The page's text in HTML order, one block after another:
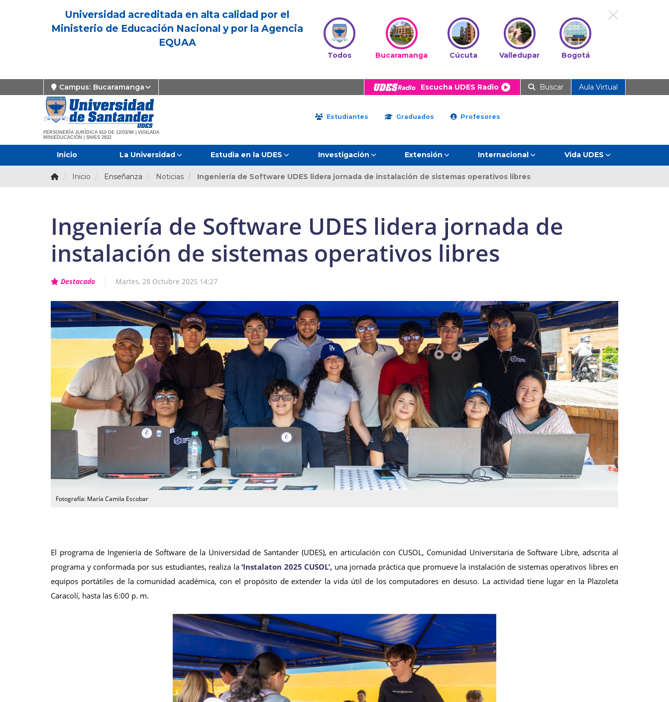
Universidad acreditada en alta calidad por el
Ministerio de Educación Nacional y por la Agencia
EQUAA
Todos Bucaramanga Cúcuta Valledupar Bogotá
Campus: Bucaramanga Escucha UDES Radio Buscar Aula Virtual
PERSONERÍA JURÍDICA 810 DE 12/03/96 | VIGILADA
MINIEDUCACIÓN | SNIES 2832
Estudiantes Graduados Profesores
Inicio La Universidad Estudia en la UDES Investigación Extensión Internacional Vida UDES
Inicio Enseñanza Noticias Ingeniería de Software UDES lidera jornada de instalación de sistemas operativos libres
Ingeniería de Software UDES lidera jornada de
instalación de sistemas operativos libres
Destacado Martes, 28 Octubre 2025 14:27
Fotografía: María Camila Escobar
El programa de Ingeniería de Software de la Universidad de Santander (UDES), en articulación con CUSOL, Comunidad Universitaria de Software Libre, adscrita al
programa y conformada por sus estudiantes, realiza la ‘Instalaton 2025 CUSOL’, una jornada práctica que promueve la instalación de sistemas operativos libres en
equipos portátiles de la comunidad académica, con el propósito de extender la vida útil de los computadores en desuso. La actividad tiene lugar en la Plazoleta
Caracolí, hasta las 6:00 p. m.